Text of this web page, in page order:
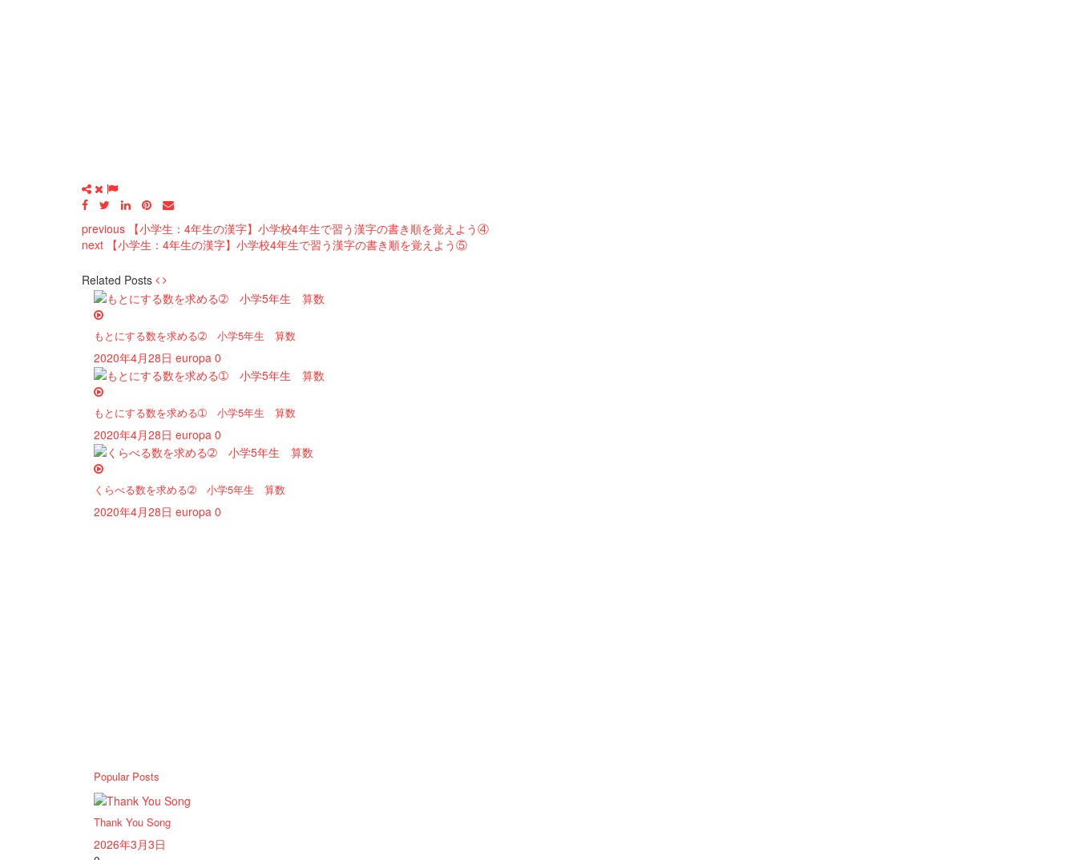
previous 【小学生：4年生の漢字】小学校4年生で習う漢字の書き順を覚えよう④
next 【小学生：4年生の漢字】小学校4年生で習う漢字の書き順を覚えよう⑤
Related Posts
もとにする数を求める➁ 小学5年生 算数
2020年4月28日 europa 0
もとにする数を求める➀ 小学5年生 算数
2020年4月28日 europa 0
くらべる数を求める➁ 小学5年生 算数
2020年4月28日 europa 0
Popular Posts
Thank You Song
2026年3月3日